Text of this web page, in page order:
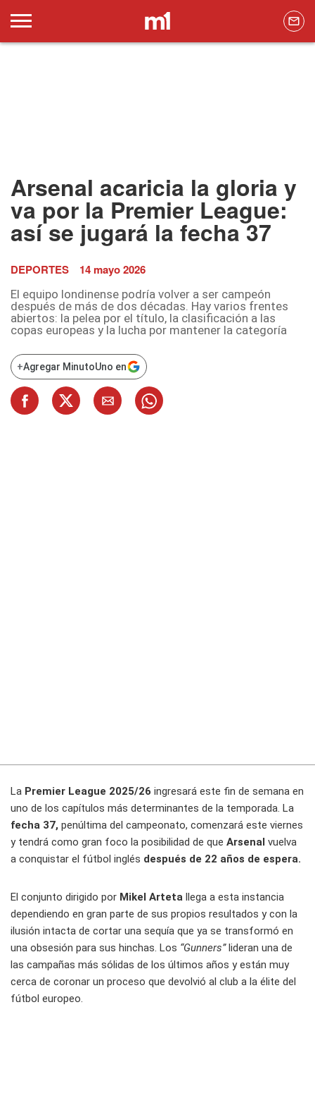
Arsenal acaricia la gloria y
va por la Premier League:
así se jugará la fecha 37
DEPORTES 14 mayo 2026
El equipo londinense podría volver a ser campeón
después de más de dos décadas. Hay varios frentes
abiertos: la pelea por el título, la clasificación a las
copas europeas y la lucha por mantener la categoría
+Agregar MinutoUno en
La Premier League 2025/26 ingresará este fin de semana en
uno de los capítulos más determinantes de la temporada. La
fecha 37, penúltima del campeonato, comenzará este viernes
y tendrá como gran foco la posibilidad de que Arsenal vuelva
a conquistar el fútbol inglés después de 22 años de espera.
El conjunto dirigido por Mikel Arteta llega a esta instancia
dependiendo en gran parte de sus propios resultados y con la
ilusión intacta de cortar una sequía que ya se transformó en
una obsesión para sus hinchas. Los “Gunners”lideran una de
las campañas más sólidas de los últimos años y están muy
cerca de coronar un proceso que devolvió al club a la élite del
fútbol europeo.